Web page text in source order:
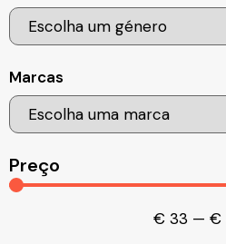
Marcas
Preço
€ 33— €